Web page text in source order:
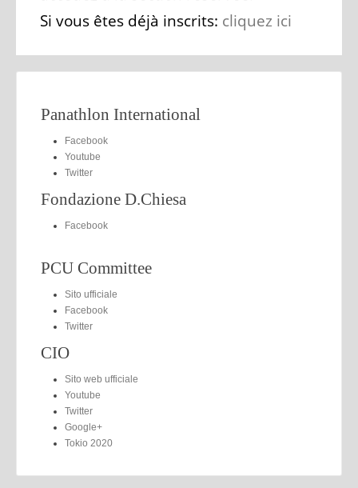
Si vous êtes déjà inscrits: cliquez ici
Panathlon International
Facebook
Youtube
Twitter
Fondazione D.Chiesa
Facebook
PCU Committee
Sito ufficiale
Facebook
Twitter
CIO
Sito web ufficiale
Youtube
Twitter
Google+
Tokio 2020